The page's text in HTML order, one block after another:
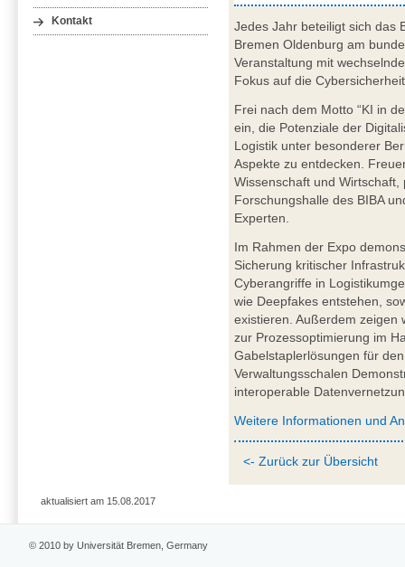
Kontakt
Jedes Jahr beteiligt sich das
Bremen Oldenburg am
Veranstaltung mit
Fokus auf die
Frei nach dem Motto “KI in
ein, die Potenziale der
Logistik unter besonderer
Aspekte zu entdecken.
Wissenschaft und
Forschungshalle des BIBA
Experten.
Im Rahmen der Expo
Sicherung kritischer
Cyberangriffe in
wie Deepfakes entstehen,
existieren. Außerdem zeigen
zur Prozessoptimierung im
Gabelstaplerlösungen für
Verwaltungsschalen
interoperable
Weitere Informationen und
<- Zurück zur Übersicht
aktualisiert am 15.08.2017
© 2010 by Universität Bremen, Germany